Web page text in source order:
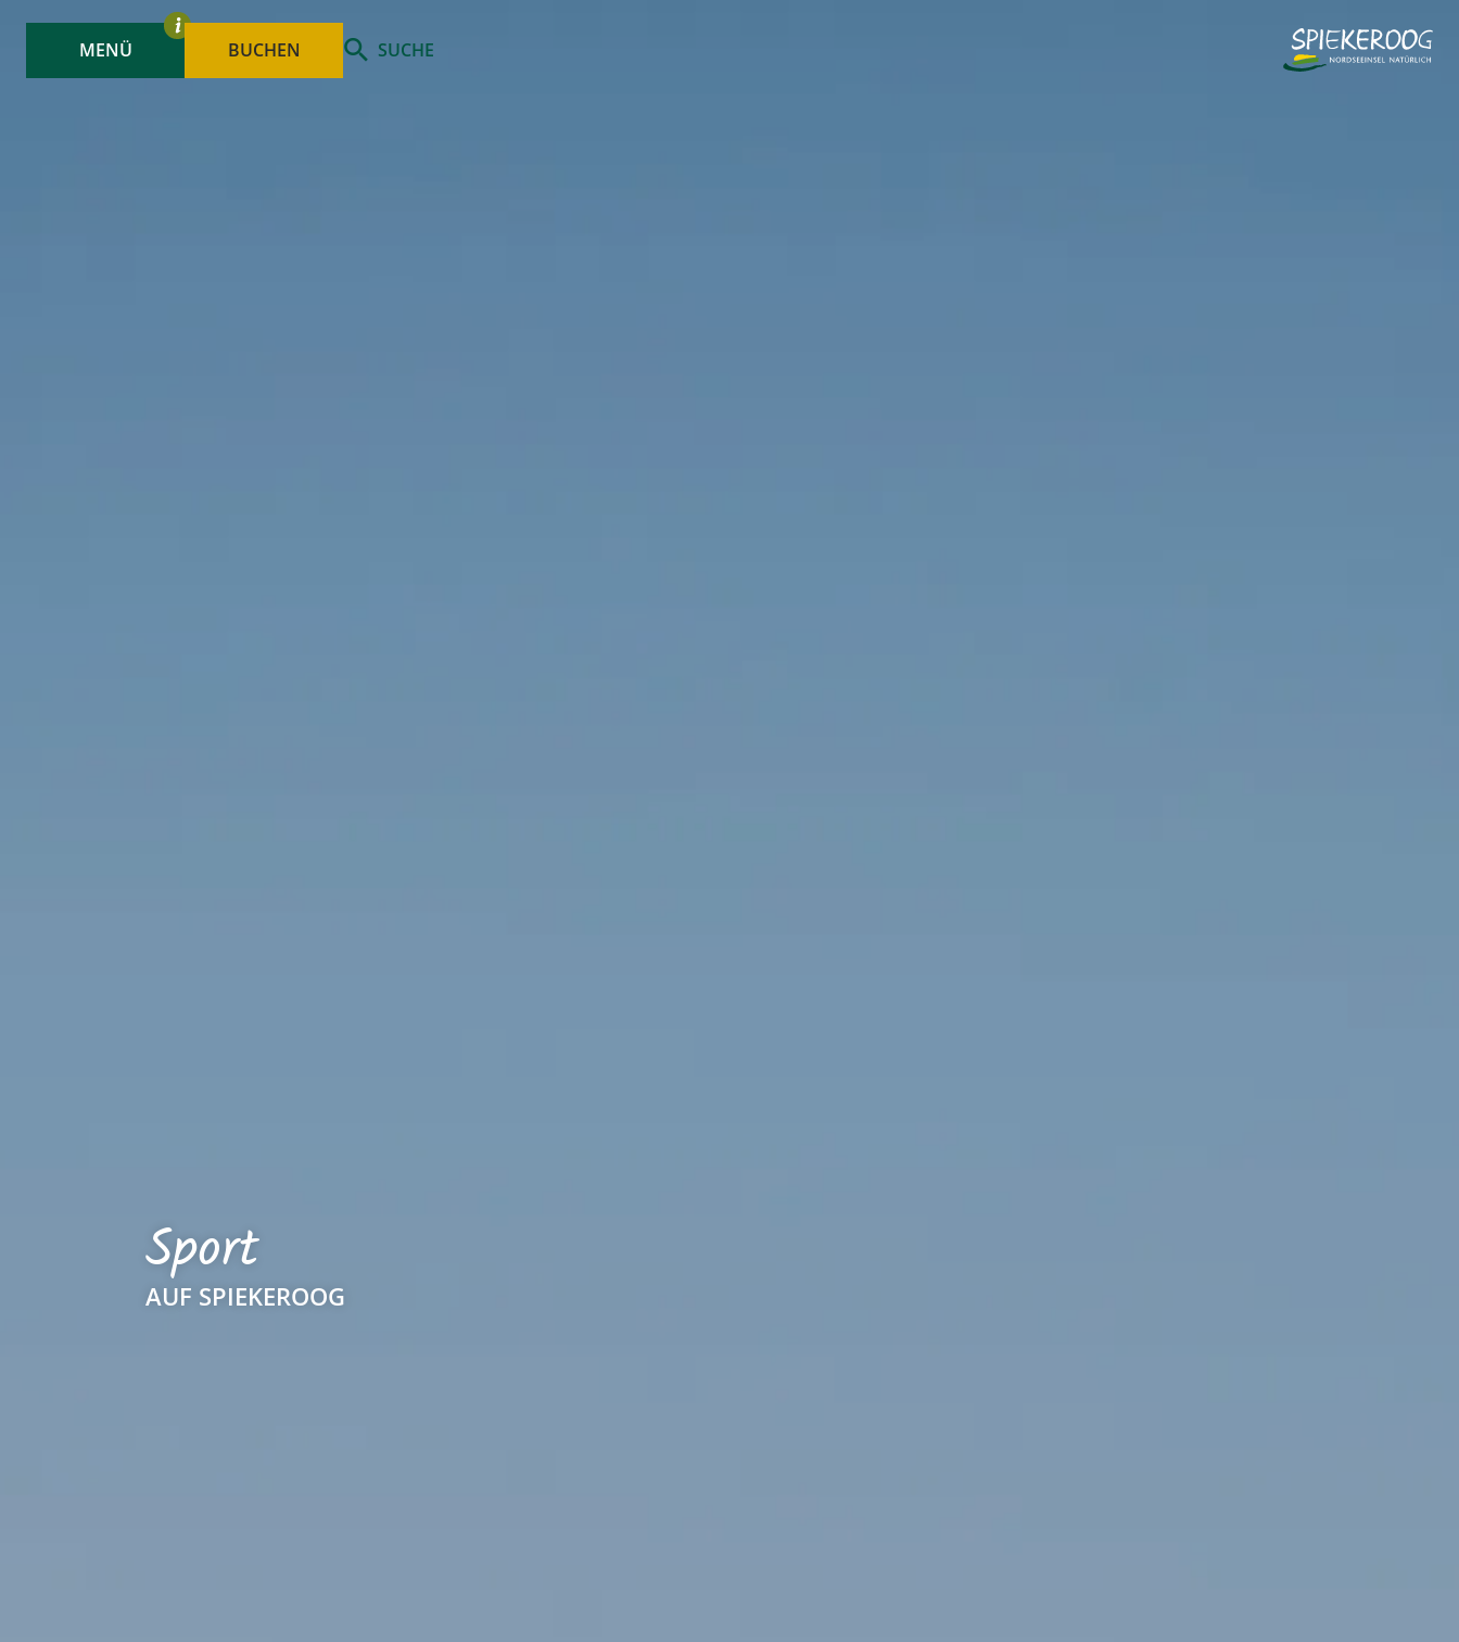
MENÜ BUCHEN SUCHE
Sport
AUF SPIEKEROOG